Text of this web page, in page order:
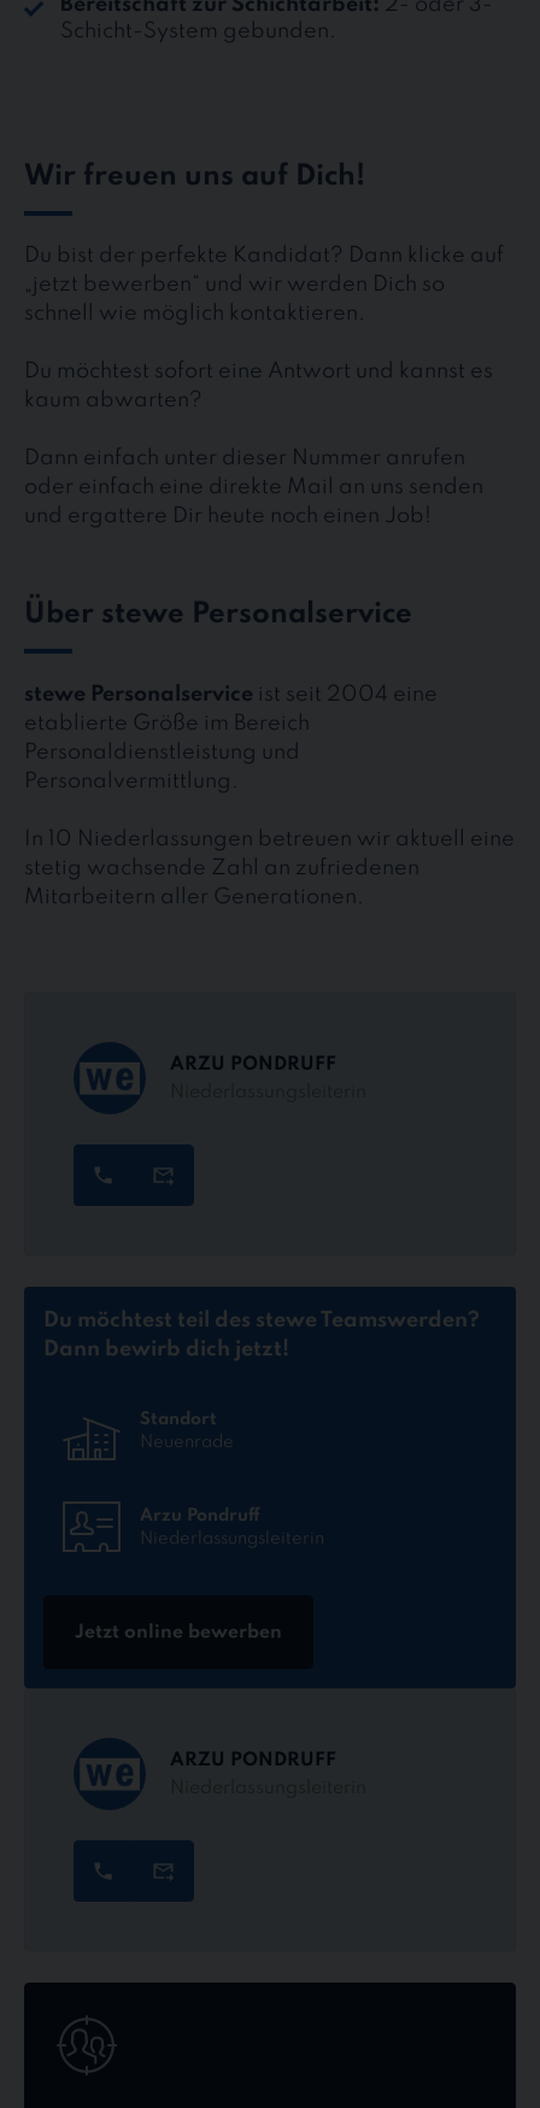
Bereitschaft zur Schichtarbeit: 2- oder 3-
Schicht-System gebunden.
Wir freuen uns auf Dich!
Du bist der perfekte Kandidat? Dann klicke auf
„jetzt bewerben“ und wir werden Dich so
schnell wie möglich kontaktieren.
Du möchtest sofort eine Antwort und kannst es
kaum abwarten?
Dann einfach unter dieser Nummer anrufen
oder einfach eine direkte Mail an uns senden
und ergattere Dir heute noch einen Job!
Über stewe Personalservice
stewe Personalservice ist seit 2004 eine
etablierte Größe im Bereich
Personaldienstleistung und
Personalvermittlung.
In 10 Niederlassungen betreuen wir aktuell eine
stetig wachsende Zahl an zufriedenen
Mitarbeitern aller Generationen.
ARZU PONDRUFF
Du möchtest teil des stewe Teamswerden?
Dann bewirb dich jetzt!
Standort
Neuenrade
Arzu Pondruff
Niederlassungsleiterin
Jetzt online bewerben
ARZU PONDRUFF
online
bewerben